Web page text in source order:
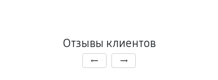
Отзывы клиентов